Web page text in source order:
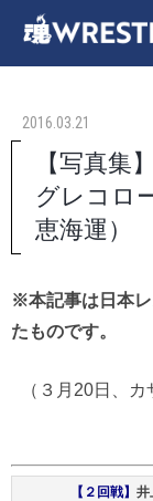
2016.03.21
【写真集
グレコロ
恵海運）
※本記事は日本
たものです。
（３月20日、
【２回戦】 井